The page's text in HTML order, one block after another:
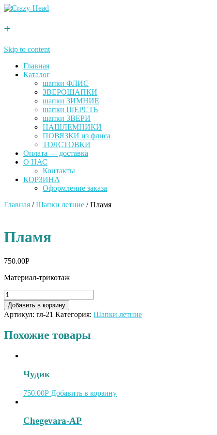
+
Skip to content
Главная
Каталог
шапки ФЛИС
ЗВЕРОШАПКИ
шапки ЗИМНИЕ
шапки ШЕРСТЬ
шапки ЗВЕРИ
НАШЛЕМНИКИ
ПОВЯЗКИ из флиса
ТОЛСТОВКИ
Оплата — доставка
О НАС
Контакты
КОРЗИНА
Оформление заказа
Главная /Шапки летние / Пламя
Пламя
750.00Р
Материал-трикотаж
Добавить в корзину
Артикул: гл-21 Категория: Шапки летние
Похожие товары
Чудик
750.00Р Добавить в корзину
Chegevara-AP